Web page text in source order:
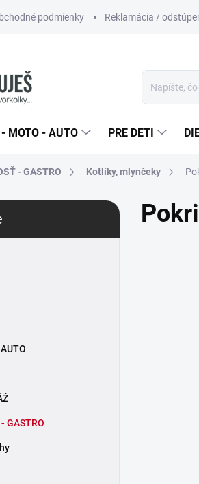
podmienky Reklamácia /
MOTO - AUTO PRE DETI
- GASTRO Kotlíky, mlynčeky
GASTRO